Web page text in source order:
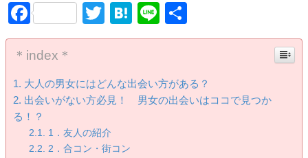
FacebookTwitter
Hatena
Line
有
＊index＊
大人の男女にはどんな出会い方がある？
出会いがない方必見！ 男女の出会いはココで見つか
る！？
1．友人の紹介
2．合コン・街コン